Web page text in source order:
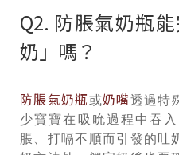
Q2. 防脹氣奶瓶
奶」嗎？
防脹氣奶瓶或奶嘴透過特
少寶寶在吸吮過程中吞
脹、打嗝不順而引發的吐